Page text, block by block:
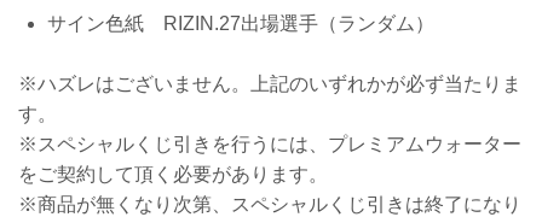
サイン色紙 RIZIN.27出場選手（ランダム）
※ハズレはございません。上記のいずれかが必ず当たりま
す。
※スペシャルくじ引きを行うには、プレミアムウォーター
をご契約して頂く必要があります。
※商品が無くなり次第、スペシャルくじ引きは終了になり